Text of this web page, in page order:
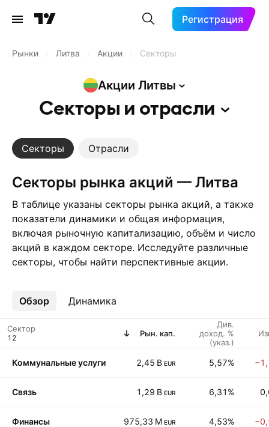
Регистрация
Рынки Литва Акции Секторы
Акции Литвы
Секторы и отрасли
Секторы Отрасли
Секторы рынка акций — Литва
В таблице указаны секторы рынка акций, а также
показатели динамики и общая информация,
включая рыночную капитализацию, объём и число
акций в каждом секторе. Исследуйте различные
секторы, чтобы найти перспективные акции.
Обзор Динамика
Ещё
Сектор Рын. кап.
Див.
доход. %
(указ.)
Коммунальные услуги 2,45 B EUR 5,57%
Связь 1,29 B EUR 6,31%
Финансы 975,33 M EUR 4,53%